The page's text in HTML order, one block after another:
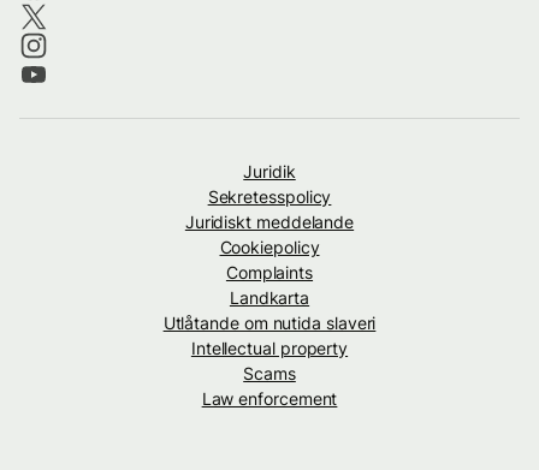
Juridik
Sekretesspolicy
Juridiskt meddelande
Cookiepolicy
Complaints
Landkarta
Utlåtande om nutida slaveri
Intellectual property
Scams
Law enforcement